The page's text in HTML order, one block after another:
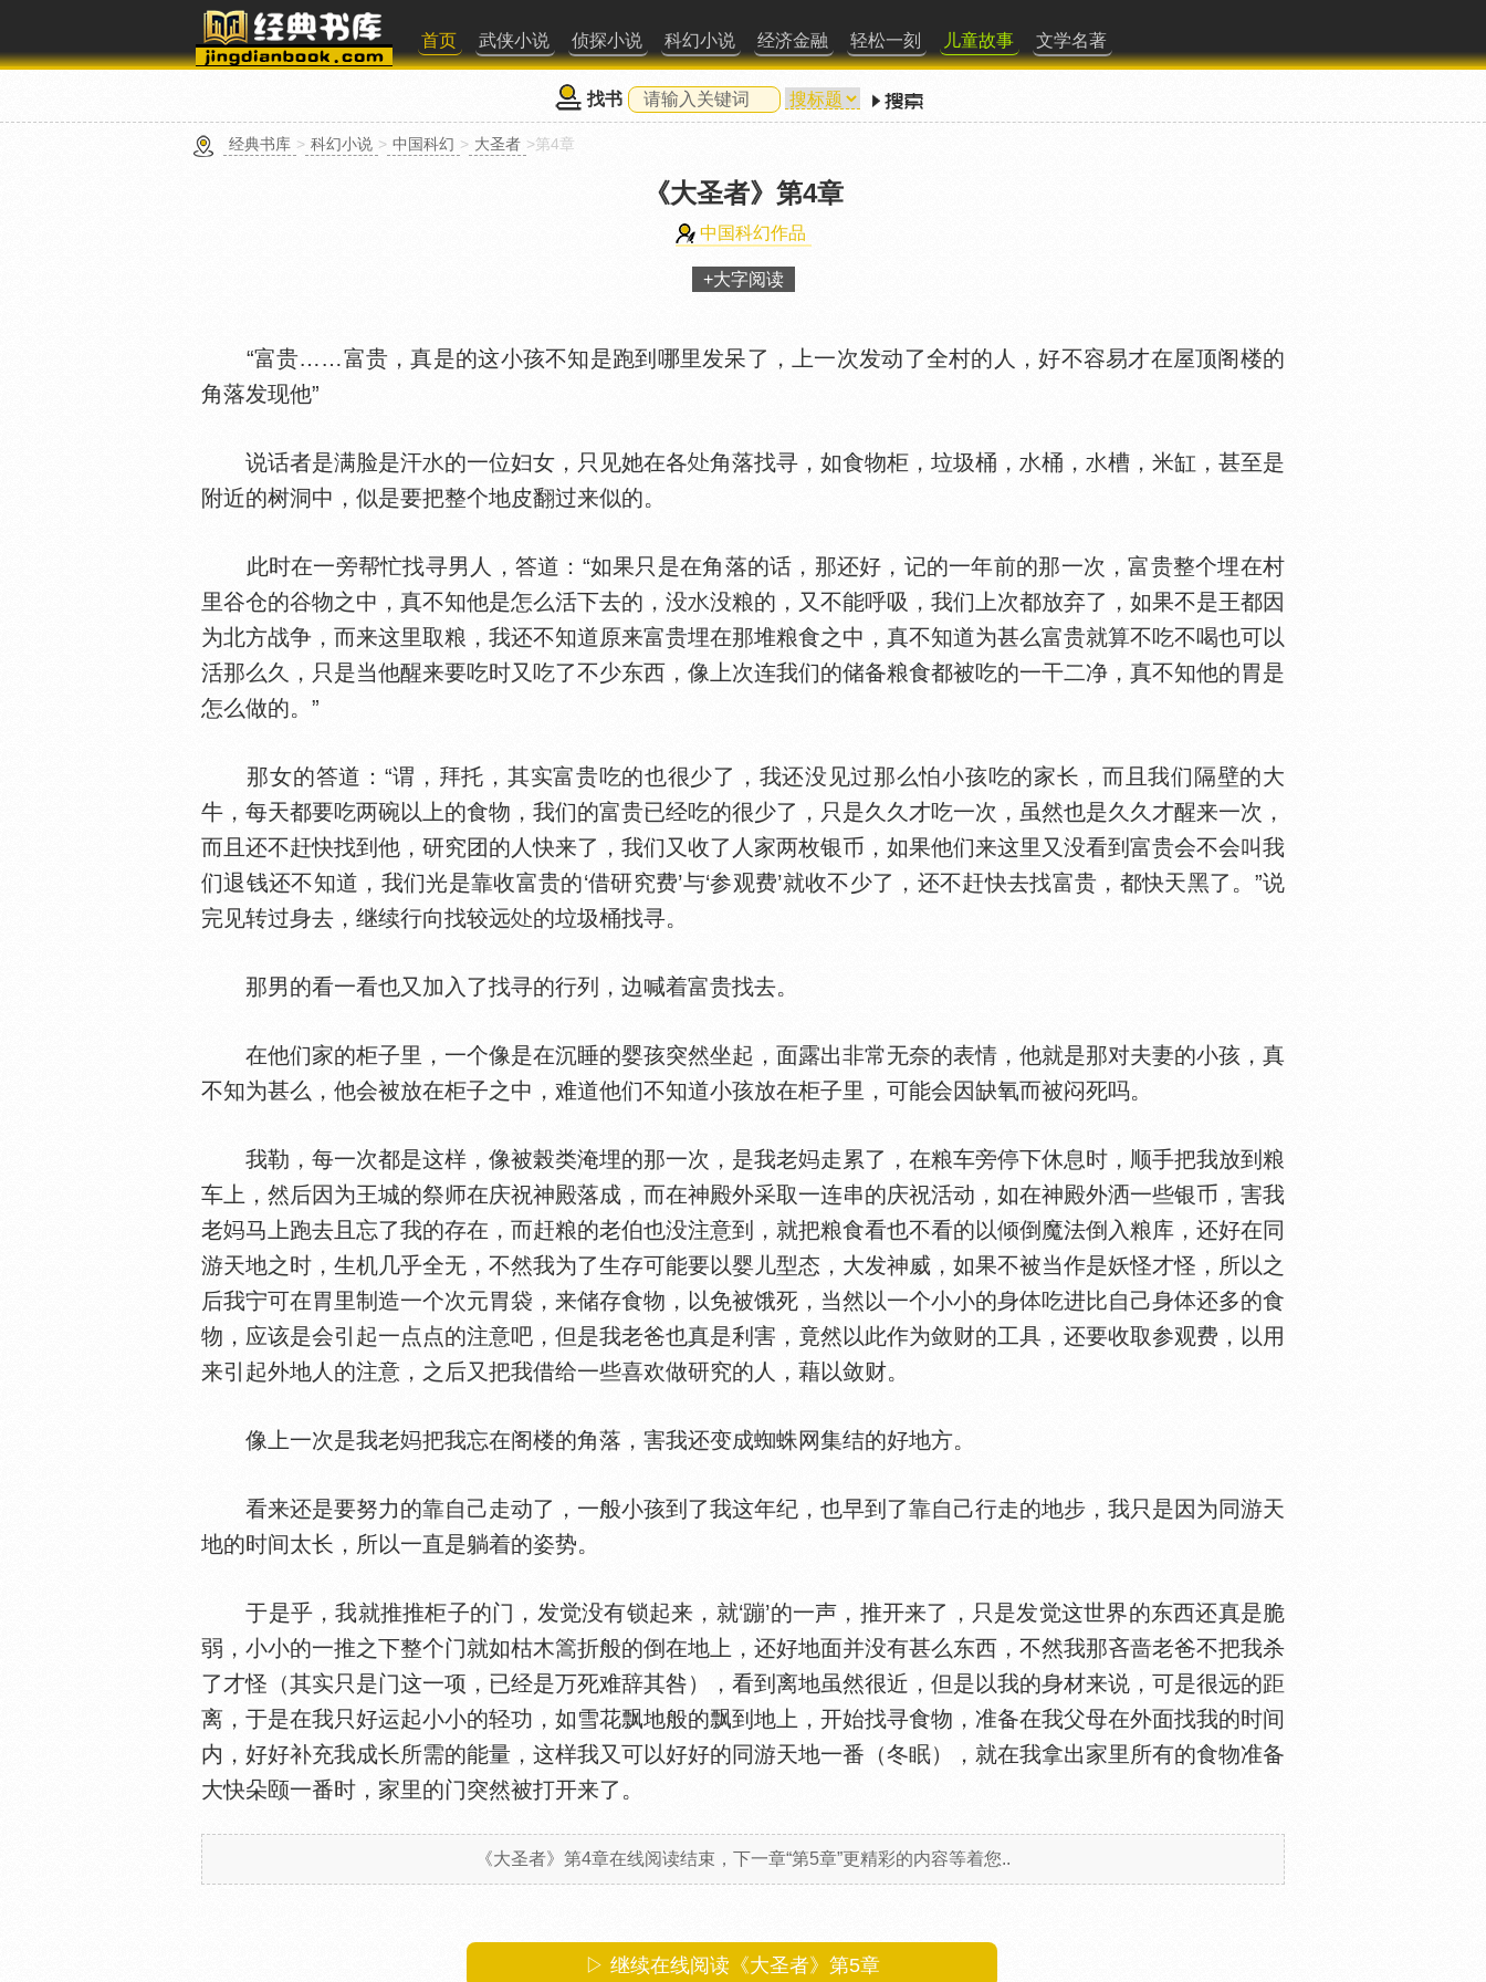
首页 武侠小说 侦探小说 科幻小说 经济金融 轻松一刻 儿童故事 文学名著
找书
经典书库 > 科幻小说 > 中国科幻 > 大圣者 >第4章
《大圣者》 第4章
中国科幻作品
+大字阅读
“富贵……富贵，真是的这小孩不知是跑到哪里发呆了，上一次发动了全村的人，好不容易才在屋顶阁楼的
角落发现他”
说话者是满脸是汗 的一位妇女，只见她在各 角落找寻，如食物柜，垃圾桶， 桶，
槽，米缸，甚至是
附近的树洞中，似是要把整个地皮翻过来似的。
此时在一旁帮忙找寻男人，答道：“如果只是在角落的话，那还好，记的一年前的那一次，富贵整个埋在村
里谷仓的谷物之中，真不知他是怎么活下去的，没
没粮的，又不能呼吸，我们上次都放弃了，如果不是王都因
为北方战争，而来这里取粮，我还不知道原来富贵埋在那堆粮食之中，真不知道为甚么富贵就算不吃不喝也可以
活那么久，只是当他醒来要吃时又吃了不少东西，像上次连我们的储备粮食都被吃的一干二净，真不知他的胃是
怎么做的。”
那女的答道：“谓，拜托，其实富贵吃的也很少了，我还没见过那么怕小孩吃的家长，而且我们隔壁的大
牛，每天都要吃两碗以上的食物，我们的富贵已经吃的很少了，只是久久才吃一次，虽然也是久久才醒来一次，
而且还不赶快找到他，研究团的人快来了，我们又收了人家两枚银币，如果他们来这里又没看到富贵会不会叫我
们退钱还不知道，我们光是靠收富贵的‘借研究费’与‘参观费’就收不少了，还不赶快去找富贵，都快天黑了。”说
完见转过身去，继续行向找较远
的垃圾桶找寻。
那男的看一看也又加入了找寻的行列，边喊着富贵找去。
在他们家的柜子里，一个像是在沉睡的婴孩突然坐起，面露出非常无奈的表情，他就是那对夫妻的小孩，真
不知为甚么，他会被放在柜子之中，难道他们不知道小孩放在柜子里，可能会因缺氧而被闷死吗。
我勒，每一次都是这样，像被榖类淹埋的那一次，是我老
走累了，在粮车旁停下休息时，顺手把我放到粮
车上，然后因为王城的祭师在庆祝神殿落成，而在神殿外采取一连串的庆祝活动，如在神殿外洒一些银币，害我
老
马上跑去且忘了我的存在，而赶粮的老伯也没注意到，就把粮食看也不看的以倾倒魔法倒入粮库，还好在同
游天地之时，生机几乎全无，不然我为了生存可能要以婴儿型态，大发神威，如果不被当作是妖怪才怪，所以之
后我宁可在胃里制造一个次元胃袋，来储存食物，以免被饿死，当然以一个小小的身
吃进比自己身
还多的食
物，应该是会引起一点点的注意吧，但是我老爸也真是利害，竟然以此作为敛财的工具，还要收取参观费，以用
来引起外地人的注意，之后又把我借给一些喜欢做研究的人，藉以敛财。
像上一次是我老 把我忘在阁楼的角落，害我还变成蜘蛛网集结的好地方。
看来还是要努力的靠自己走动了，一般小孩到了我这年纪，也早到了靠自己行走的地步，我只是因为同游天
地的时间太长，所以一直是躺着的姿势。
于是乎，我就推推柜子的门，发觉没有锁起来，就‘蹦’的一声，推开来了，只是发觉这世界的东西还真是脆
弱，小小的一推之下整个门就如枯木篙折般的倒在地上，还好地面并没有甚么东西，不然我那吝啬老爸不把我杀
了才怪（其实只是门这一项，已经是万死难辞其咎），看到离地虽然很近，但是以我的身材来说，可是很远的距
离，于是在我只好运起小小的轻功，如雪花飘地般的飘到地上，开始找寻食物，准备在我父母在外面找我的时间
内，好好补充我成长所需的能量，这样我又可以好好的同游天地一番（冬眠），就在我拿出家里所有的食物准备
大快朵颐一番时，家里的门突然被打开来了。
《大圣者》第4章在线阅读结束，下一章“第5章”更精彩的内容等着您..
▷ 继续在线阅读《大圣者》第5章